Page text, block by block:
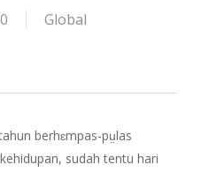
Global
berhɛmpas-pṳlas
sudah tentu hari